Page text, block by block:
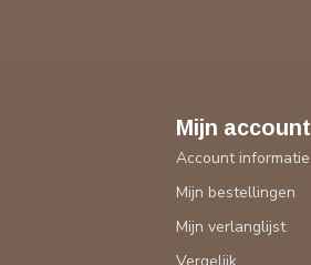
Mijn account
Account informatie
Mijn bestellingen
Mijn verlanglijst